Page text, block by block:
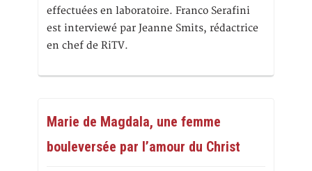
effectuées en laboratoire. Franco Serafini
est interviewé par Jeanne Smits, rédactrice
en chef de RiTV.
Marie de Magdala, une femme
bouleversée par l’amour du Christ